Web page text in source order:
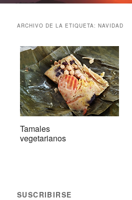
ARCHIVO DE LA ETIQUETA:NAVIDAD
Tamales
vegetarianos
SUSCRIBIRSE